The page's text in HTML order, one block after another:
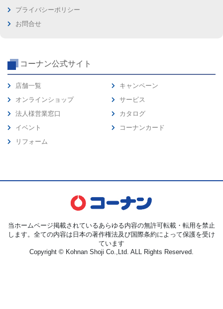
プライバシーポリシー
お問合せ
コーナン公式サイト
店舗一覧
オンラインショップ
法人様営業窓口
イベント
リフォーム
キャンペーン
サービス
カタログ
コーナンカード
当ホームページ掲載されているあらゆる内容の無許可転載・転用を禁止
します。全ての内容は日本の著作権法及び国際条約によって保護を受け
ています
Copyright © Kohnan Shoji Co.,Ltd. ALL Rights Reserved.